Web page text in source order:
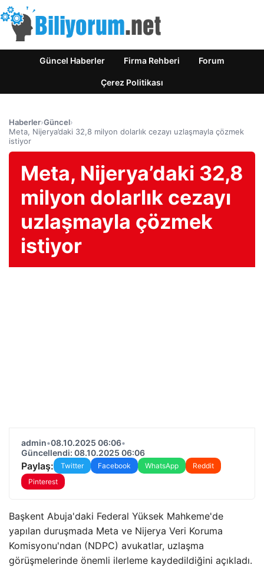
Güncel Haberler Firma Rehberi Forum
Çerez Politikası
Haberler›Güncel›
Meta, Nijerya’daki 32,8 milyon dolarlık cezayı uzlaşmayla çözmek
istiyor
Meta, Nijerya’daki 32,8
milyon dolarlık cezayı
uzlaşmayla çözmek
istiyor
admin•08.10.2025 06:06•
Güncellendi: 08.10.2025 06:06
Paylaş: Twitter Facebook WhatsApp
Reddit
Pinterest
Başkent Abuja'daki Federal Yüksek Mahkeme'de
yapılan duruşmada Meta ve Nijerya Veri Koruma
Komisyonu'ndan (NDPC) avukatlar, uzlaşma
görüşmelerinde önemli ilerleme kaydedildiğini açıkladı.